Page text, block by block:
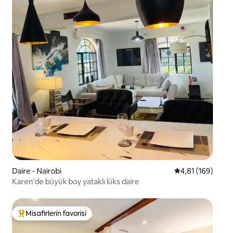
Daire - Nairobi 5 üzerinden
4,81 (169)
Karen'de büyük boy yataklı lüks daire
Misafirlerin favorilerinden en beğenilenler arasında
Misafirlerin favorisi